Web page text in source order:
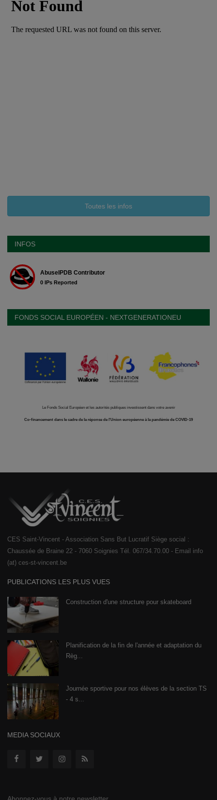
Toutes les infos
INFOS
FONDS SOCIAL EUROPÉEN - NEXTGENERATIONEU
Le Fonds Social Européen et les autorités publiques investissent dans votre avenir
Co-financement dans le cadre de la réponse de l'Union européenne à la pandémie de COVID-19
CES Saint-Vincent - Association Sans But Lucratif Siège social :
Chaussée de Braine 22 - 7060 Soignies Tél. 067/34.70.00 - Email info
(at) ces-st-vincent.be
PUBLICATIONS LES PLUS VUES
Construction d'une structure pour skateboard
Planification de la fin de l'année et adaptation du
Règ...
Journée sportive pour nos élèves de la section TS
- 4 s...
MEDIA SOCIAUX
Abonnez-vous à notre newsletter